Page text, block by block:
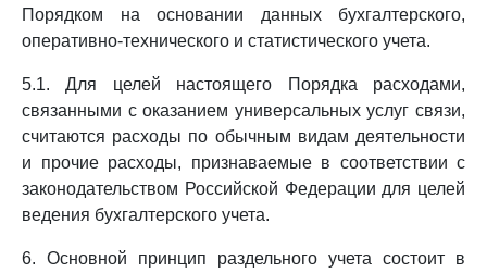
Порядком на основании данных бухгалтерского,
оперативно-технического и статистического учета.
5.1. Для целей настоящего Порядка расходами,
связанными с оказанием универсальных услуг связи,
считаются расходы по обычным видам деятельности
и прочие расходы, признаваемые в соответствии с
законодательством Российской Федерации для целей
ведения бухгалтерского учета.
6. Основной принцип раздельного учета состоит в